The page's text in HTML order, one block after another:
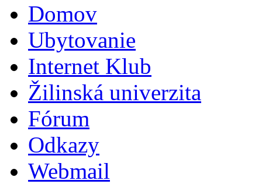
Domov
Ubytovanie
Internet Klub
Žilinská univerzita
Fórum
Odkazy
Webmail